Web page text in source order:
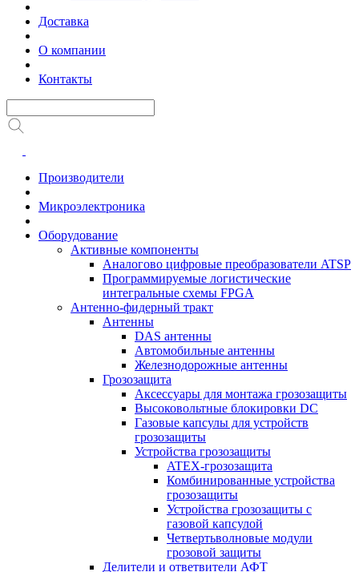
Доставка
О компании
Контакты
Производители
Микроэлектроника
Оборудование
Активные компоненты
Аналогово цифровые преобразователи ATSP
Программируемые логистические
интегральные схемы FPGA
Антенно-фидерный тракт
Антенны
DAS антенны
Автомобильные антенны
Железнодорожные антенны
Грозозащита
Аксессуары для монтажа грозозащиты
Высоковольтные блокировки DC
Газовые капсулы для устройств
грозозащиты
Устройства грозозащиты
ATEX-грозозащита
Комбинированные устройства
грозозащиты
Устройства грозозащиты с
газовой капсулой
Четвертьволновые модули
грозовой защиты
Делители и ответвители АФТ